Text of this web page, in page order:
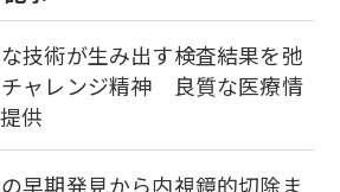
技術が生み出す検査結果を弛
ャレンジ精神 良質な医療情
供
早期発見から内視鏡的切除ま